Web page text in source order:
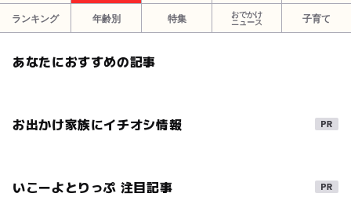
ランキング 年齢別 特集
おでかけ
ニュース
子育て
あなたにおすすめの記事
お出かけ家族にイチオシ情報
いこーよとりっぷ 注目記事